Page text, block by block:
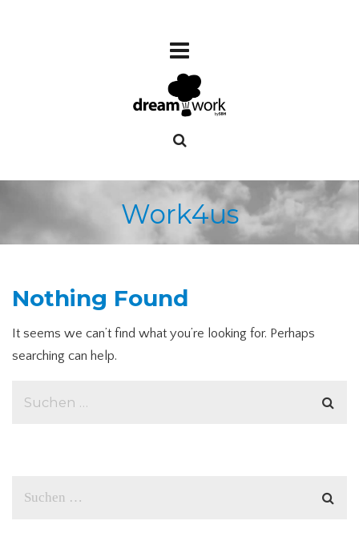
Work4us
Nothing Found
It seems we can’t find what you’re looking for. Perhaps
searching can help.